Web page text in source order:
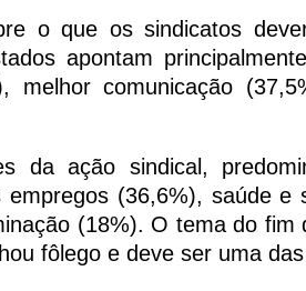
o que os sindicatos
apontam
melhor comunicação
da ação sindical,
(36,6%), saúde e
(18%). O tema do
fôlego e deve ser uma